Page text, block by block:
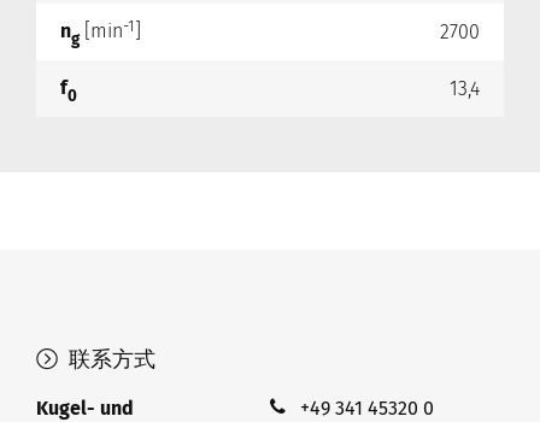
ng[min-1 2700
f0 13,4
联系方式
Kugel- und
+49 341 45320 0